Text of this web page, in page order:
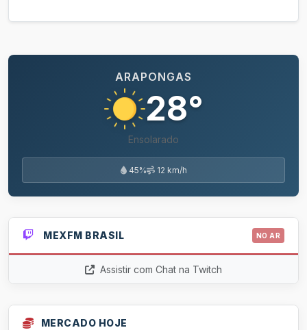
ARAPONGAS
28°
Ensolarado
45% 12 km/h
MEXFM BRASIL NO AR
Assistir com Chat na Twitch
MERCADO HOJE